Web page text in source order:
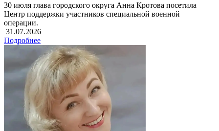
30 июля глава городского округа Анна Кротова посетила
Центр поддержки участников специальной военной
операции.
31.07.2026
Подробнее